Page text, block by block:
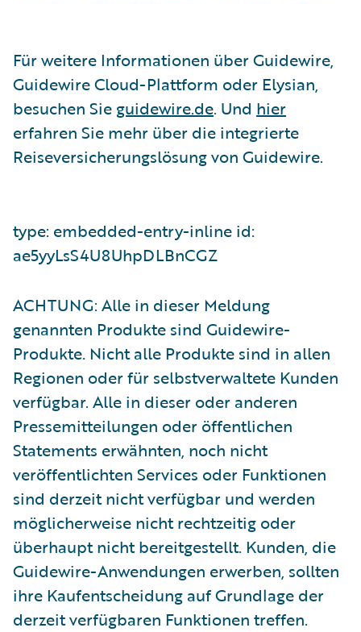
Für weitere Informationen über Guidewire,
Guidewire Cloud-Plattform oder Elysian,
besuchen Sie guidewire.de. Und hier
erfahren Sie mehr über die integrierte
Reiseversicherungslösung von Guidewire.
type: embedded-entry-inline id:
ae5yyLsS4U8UhpDLBnCGZ
ACHTUNG: Alle in dieser Meldung
genannten Produkte sind Guidewire-
Produkte. Nicht alle Produkte sind in allen
Regionen oder für selbstverwaltete Kunden
verfügbar. Alle in dieser oder anderen
Pressemitteilungen oder öffentlichen
Statements erwähnten, noch nicht
veröffentlichten Services oder Funktionen
sind derzeit nicht verfügbar und werden
möglicherweise nicht rechtzeitig oder
überhaupt nicht bereitgestellt. Kunden, die
Guidewire-Anwendungen erwerben, sollten
ihre Kaufentscheidung auf Grundlage der
derzeit verfügbaren Funktionen treffen.